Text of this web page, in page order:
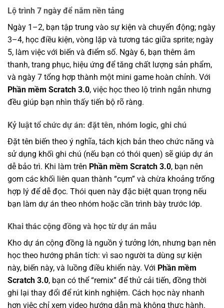
Lộ trình 7 ngày để nắm nền tảng
Ngày 1–2, bạn tập trung vào sự kiện và chuyển động; ngày
3–4, học điều kiện, vòng lặp và tương tác giữa sprite; ngày
5, làm việc với biến và điểm số. Ngày 6, bạn thêm âm
thanh, trang phục, hiệu ứng để tăng chất lượng sản phẩm,
và ngày 7 tổng hợp thành một mini game hoàn chỉnh. Với
Phần mềm Scratch 3.0, việc học theo lộ trình ngắn nhưng
đều giúp bạn nhìn thấy tiến bộ rõ ràng.
Kỷ luật tổ chức dự án: đặt tên, nhóm logic, ghi chú
Đặt tên biến theo ý nghĩa, tách kịch bản theo chức năng và
sử dụng khối ghi chú (nếu bạn có thói quen) sẽ giúp dự án
dễ bảo trì. Khi làm trên Phần mềm Scratch 3.0, bạn nên
gom các khối liên quan thành “cụm” và chừa khoảng trống
hợp lý để dễ đọc. Thói quen này đặc biệt quan trọng nếu
bạn làm dự án theo nhóm hoặc cần trình bày trước lớp.
Khai thác cộng đồng và học từ dự án mẫu
Kho dự án cộng đồng là nguồn ý tưởng lớn, nhưng bạn nên
học theo hướng phân tích: vì sao người ta dùng sự kiện
này, biến này, và luồng điều khiển này. Với Phần mềm
Scratch 3.0, bạn có thể “remix” để thử cải tiến, đồng thời
ghi lại thay đổi để rút kinh nghiệm. Cách học này nhanh
hơn việc chỉ xem video hướng dẫn mà không thực hành.